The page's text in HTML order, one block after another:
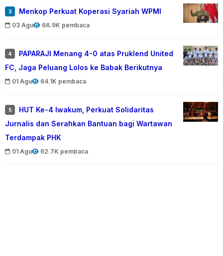
3 Menkop Perkuat Koperasi Syariah WPMI
03 Agu 66.9K pembaca
4
PAPARAJI Menang 4-0 atas Pruklend United
FC, Jaga Peluang Lolos ke Babak Berikutnya
01 Agu 64.1K pembaca
5
HUT Ke-4 Iwakum, Perkuat Solidaritas
Jurnalis dan Serahkan Bantuan bagi Wartawan
Terdampak PHK
01 Agu 62.7K pembaca